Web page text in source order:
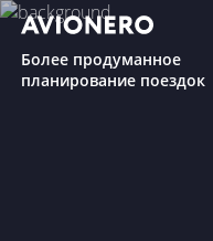
Более продуманное
планирование поездок